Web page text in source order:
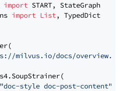
import
import List, TypedDict
milvus.io/docs/overview.md"
"doc-style doc-post-content"